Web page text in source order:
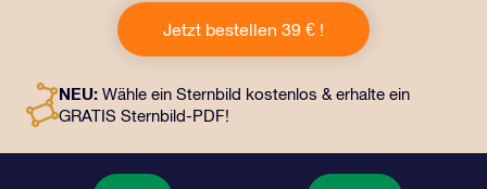
Geschenkpaket! Dieses Geschenk enthält einen
schönen Umschlag und personalisierte Dokumente, die
an eine Adresse Ihrer Wahl gesendet werden, sowie
unserer Apps. Es ist eine zauberhafte Art, Freunden und
Liebsten ein unvergängliches Geschenk zu
Jetzt bestellen 39 € !
NEU: Wähle ein Sternbild kostenlos & erhalte ein
GRATIS Sternbild-PDF!